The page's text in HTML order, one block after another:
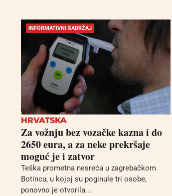
INFORMATIVNI SADRŽAJ
HRVATSKA
Za vožnju bez vozačke kazna i do
2650 eura, a za neke prekršaje
moguć je i zatvor
Teška prometna nesreća u zagrebačkom
Botincu, u kojoj su poginule tri osobe,
ponovno je otvorila...